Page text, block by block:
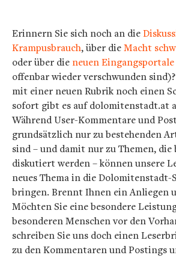
Erinnern Sie sich noch an die
Krampusbrauch, über dieMacht
oder über die neuen Eingangsportale
offenbar wieder verschwunden
mit einer neuen Rubrik noch einen
sofort gibt es auf dolomitenstadt.at
Während User-Kommentare und
grundsätzlich nur zu bestehenden
sind – und damit nur zu Themen,
diskutiert werden – können unsere
neues Thema in die Dolomitenstadt-
bringen. Brennt Ihnen ein Anliegen
Möchten Sie eine besondere
besonderen Menschen vor den
schreiben Sie uns doch einen
zu den Kommentaren und Postings